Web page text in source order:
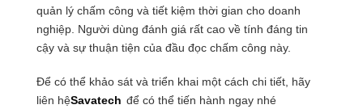
quản lý chấm công và tiết kiệm thời gian cho doanh
nghiệp. Người dùng đánh giá rất cao về tính đáng tin
cậy và sự thuận tiện của đầu đọc chấm công này.
Để có thể khảo sát và triển khai một cách chi tiết, hãy
liên hệSavatech để có thể tiến hành ngay nhé